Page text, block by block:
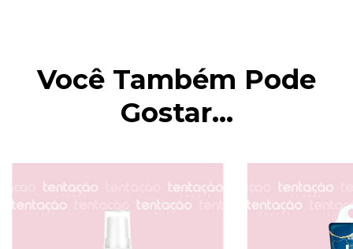
Você Também Pode
Gostar...